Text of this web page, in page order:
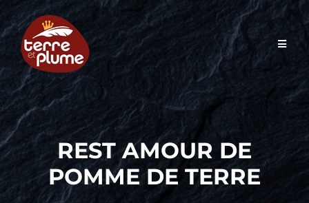
Skip
to
content
REST AMOUR DE
POMME DE TERRE